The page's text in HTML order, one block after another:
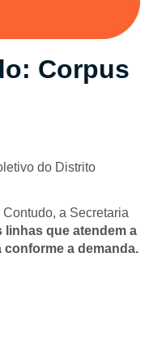
Corpus
do Distrito
a Secretaria
que atendem a
a demanda.